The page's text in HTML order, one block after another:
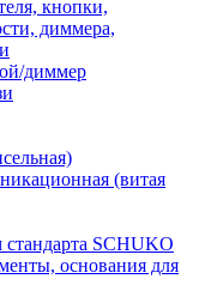
кнопки,
диммера,
диммер
(витая
стандарта SCHUKO